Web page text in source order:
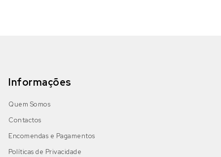
Informações
Quem Somos
Contactos
Encomendas e Pagamentos
Políticas de Privacidade